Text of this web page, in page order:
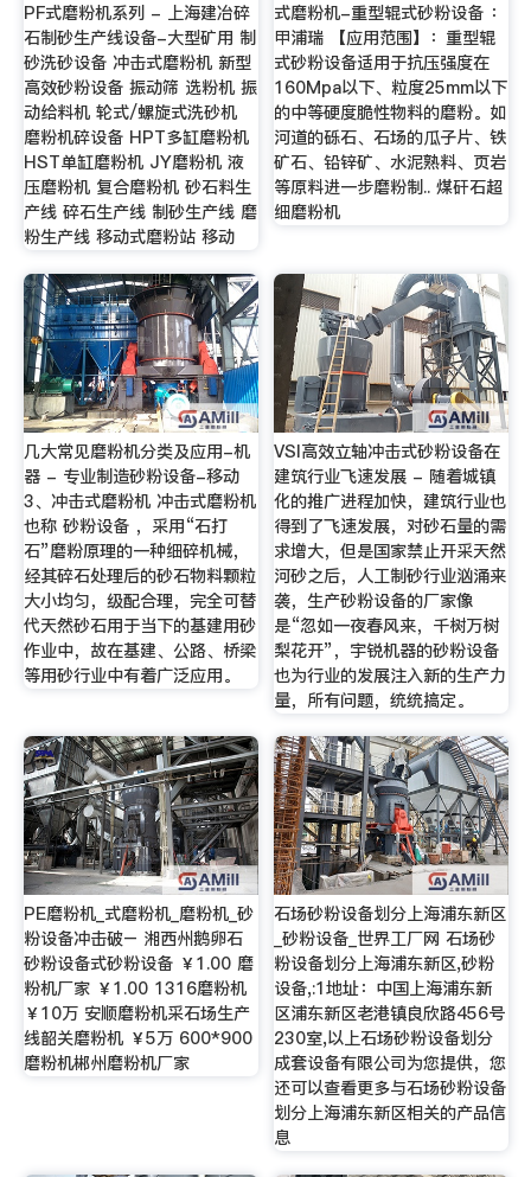
PF式磨粉机系列 - 上海建冶碎
石制砂生产线设备-大型矿用 制
砂洗砂设备 冲击式磨粉机 新型
高效砂粉设备 振动筛 选粉机 振
动给料机 轮式/螺旋式洗砂机
磨粉机碎设备 HPT多缸磨粉机
HST单缸磨粉机 JY磨粉机 液
压磨粉机 复合磨粉机 砂石料生
产线 碎石生产线 制砂生产线 磨
粉生产线 移动式磨粉站 移动
式磨粉机-重型辊式砂粉设备 ：
甲浦瑞 【应用范围】：重型辊
式砂粉设备适用于抗压强度在
160Mpa以下、粒度25mm以下
的中等硬度脆性物料的磨粉。如
河道的砾石、石场的瓜子片、铁
矿石、铅锌矿、水泥熟料、页岩
等原料进一步磨粉制.. 煤矸石超
细磨粉机
几大常见磨粉机分类及应用-机
器 - 专业制造砂粉设备-移动
3、冲击式磨粉机 冲击式磨粉机
也称 砂粉设备 ，采用“石打
石”磨粉原理的一种细碎机械，
经其碎石处理后的砂石物料颗粒
大小均匀，级配合理，完全可替
代天然砂石用于当下的基建用砂
作业中，故在基建、公路、桥梁
等用砂行业中有着广泛应用。
VSI高效立轴冲击式砂粉设备在
建筑行业飞速发展 - 随着城镇
化的推广进程加快，建筑行业也
得到了飞速发展，对砂石量的需
求增大，但是国家禁止开采天然
河砂之后，人工制砂行业汹涌来
袭，生产砂粉设备的厂家像
是“忽如一夜春风来，千树万树
梨花开”，宇锐机器的砂粉设备
也为行业的发展注入新的生产力
量，所有问题，统统搞定。
PE磨粉机_式磨粉机_磨粉机_砂
粉设备冲击破– 湘西州鹅卵石
砂粉设备式砂粉设备 ￥1.00 磨
粉机厂家 ￥1.00 1316磨粉机
￥10万 安顺磨粉机采石场生产
线韶关磨粉机 ￥5万 600*900
磨粉机郴州磨粉机厂家
石场砂粉设备划分上海浦东新区
_砂粉设备_世界工厂网 石场砂
粉设备划分上海浦东新区,砂粉
设备,:1地址：中国上海浦东新
区浦东新区老港镇良欣路456号
230室,以上石场砂粉设备划分
成套设备有限公司为您提供，您
还可以查看更多与石场砂粉设备
划分上海浦东新区相关的产品信
息